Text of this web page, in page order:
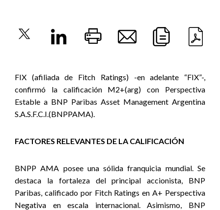
FIX (afiliada de Fitch Ratings) -en adelante “FIX”-,
confirmó la calificación M2+(arg) con Perspectiva
Estable a BNP Paribas Asset Management Argentina
S.A.S.F.C.I.(BNPPAMA).
FACTORES RELEVANTES DE LA CALIFICACIÓN
BNPP AMA posee una sólida franquicia mundial. Se
destaca la fortaleza del principal accionista, BNP
Paribas, calificado por Fitch Ratings en A+ Perspectiva
Negativa en escala internacional. Asimismo, BNP